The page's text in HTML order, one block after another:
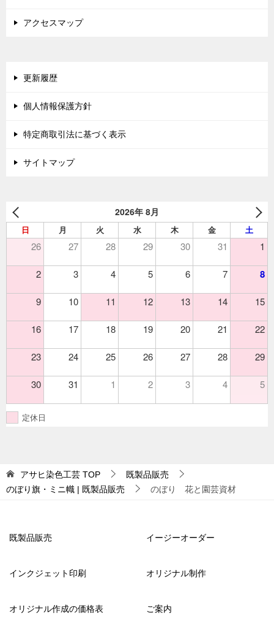
アクセスマップ
更新履歴
個人情報保護方針
特定商取引法に基づく表示
サイトマップ
2026年 8月
日 月 火 水 木 金 土
26 27 28 29 30 31 1
2 3 4 5 6 7 8
9 10 11 12 13 14 15
16 17 18 19 20 21 22
23 24 25 26 27 28 29
30 31 1 2 3 4 5
定休日
アサヒ染色工芸 TOP
既製品販売
のぼり旗・ミニ幟 | 既製品販売
のぼり 花と園芸資材
既製品販売 イージーオーダー
インクジェット印刷 オリジナル制作
オリジナル作成の価格表 ご案内